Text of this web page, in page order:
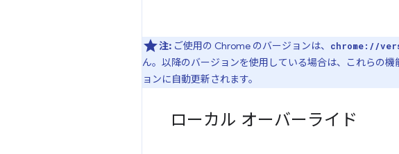
注: ご使用の Chrome のバージョンは、 chrome://
ん。以降のバージョンを使用している場合は、これらの
ョンに自動更新されます。
ローカル オーバーライド